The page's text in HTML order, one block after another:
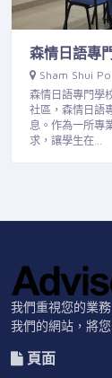
森情日語專
Sham Shui Po
森情日語專門學
社區，森情日語
息。作為一所專
求，讓學生在…
我們重視您的業
我們的網站，將
頁面